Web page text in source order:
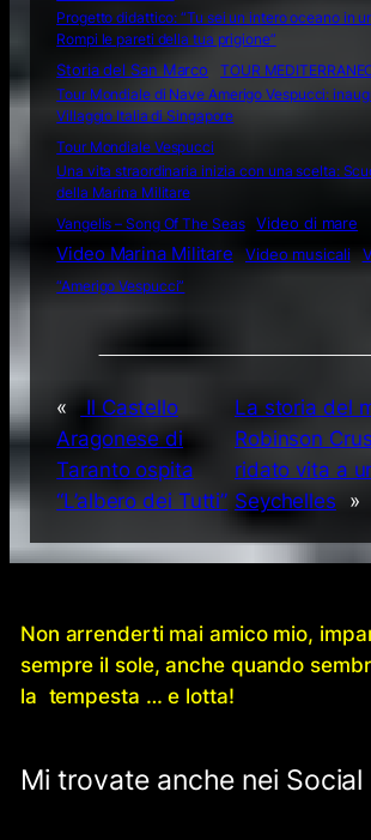
Progetto didattico: “Tu sei un intero oceano in
Rompi le pareti della tua prigione”
Storia del San Marco
TOUR
Tour Mondiale di Nave Amerigo Vespucci:
Villaggio Italia di Singapore
Tour Mondiale Vespucci
Una vita straordinaria inizia con una scelta:
della Marina Militare
Vangelis – Song Of The Seas
Video di mare
Video Marina Militare Video musicali
“Amerigo Vespucci”
«
Il Castello
Aragonese di
Taranto ospita
“L’albero dei Tutti”
La storia del
Robinson
ridato vita a
Seychelles
»
Non arrenderti mai amico mio,
sempre il sole, anche quando
la tempesta … e lotta!
Mi trovate anche nei Social